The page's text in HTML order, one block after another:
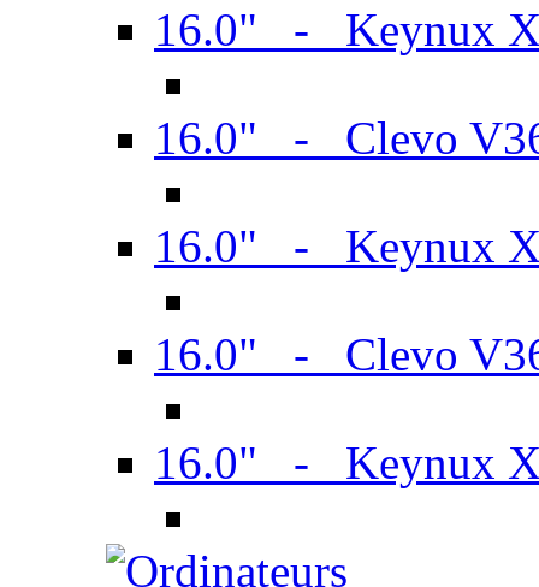
16.0" - Keynux
16.0" - Clevo
16.0" - Keynux
16.0" - Clevo
16.0" - Keynux